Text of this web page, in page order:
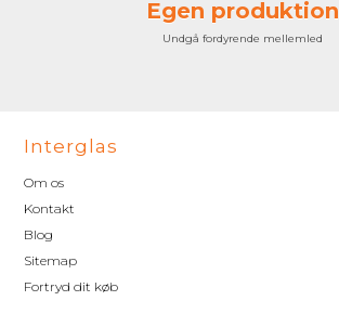
Egen produktion
Undgå fordyrende mellemled
Interglas
Om os
Kontakt
Blog
Sitemap
Fortryd dit køb